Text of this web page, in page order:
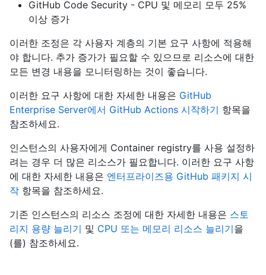
GitHub Code Security - CPU 및 메모리 모두 25%
이상 증가
이러한 조정은 각 사용자 계층의 기본 요구 사항에 적용해
야 합니다. 추가 증가가 필요할 수 있으므로 리소스에 대한
모든 변경 내용을 모니터링하는 것이 좋습니다.
이러한 요구 사항에 대한 자세한 내용은 GitHub
Enterprise Server에서 GitHub Actions 시작하기 항목을
참조하세요.
인스턴스의 사용자에게 Container registry를 사용 설정하
려는 경우 더 많은 리소스가 필요합니다. 이러한 요구 사항
에 대한 자세한 내용은 엔터프라이즈용 GitHub 패키지 시
작 항목을 참조하세요.
기존 인스턴스의 리소스 조정에 대한 자세한 내용은 스토
리지 용량 늘리기 및 CPU 또는 메모리 리소스 늘리기을
(를) 참조하세요.